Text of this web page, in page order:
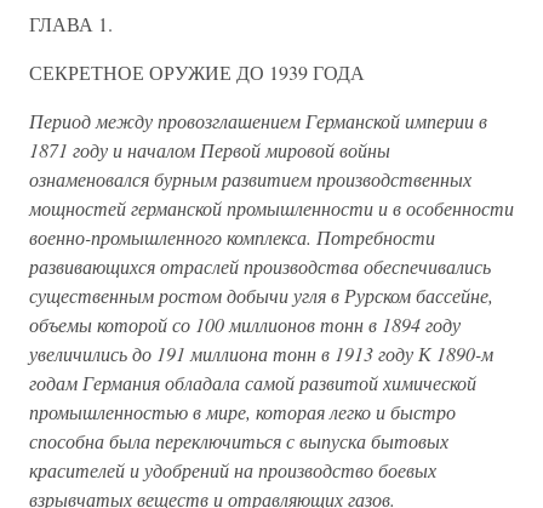
ГЛАВА 1.
СЕКРЕТНОЕ ОРУЖИЕ ДО 1939 ГОДА
Период между провозглашением Германской империи в
1871 году и началом Первой мировой войны
ознаменовался бурным развитием производственных
мощностей германской промышленности и в особенности
военно-промышленного комплекса. Потребности
развивающихся отраслей производства обеспечивались
существенным ростом добычи угля в Рурском бассейне,
объемы которой со 100 миллионов тонн в 1894 году
увеличились до 191 миллиона тонн в 1913 году К 1890-м
годам Германия обладала самой развитой химической
промышленностью в мире, которая легко и быстро
способна была переключиться с выпуска бытовых
красителей и удобрений на производство боевых
взрывчатых веществ и отравляющих газов.